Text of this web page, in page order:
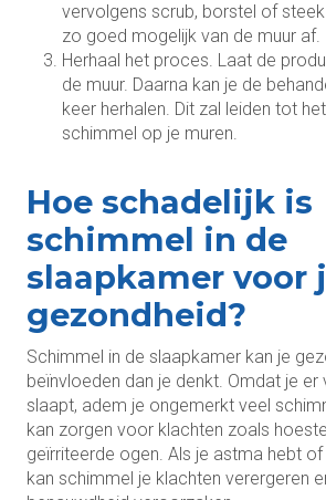
vervolgens scrub, borstel of
zo goed mogelijk van de muur af.
Herhaal het proces. Laat de
de muur. Daarna kan je de
keer herhalen. Dit zal leiden tot
schimmel op je muren.
Hoe schadelijk is
schimmel in de
slaapkamer voor
gezondheid?
Schimmel in de slaapkamer kan je
beïnvloeden dan je denkt. Omdat je er
slaapt, adem je ongemerkt veel
kan zorgen voor klachten zoals
geïrriteerde ogen. Als je astma hebt
kan schimmel je klachten verergeren